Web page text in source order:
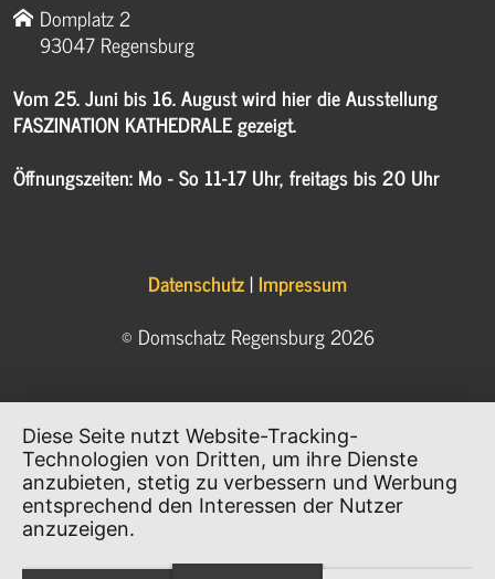
Domplatz 2
93047 Regensburg
Vom 25. Juni bis 16. August wird hier die Ausstellung
FASZINATION KATHEDRALE gezeigt.
Öffnungszeiten: Mo - So 11-17 Uhr, freitags bis 20 Uhr
Datenschutz|Impressum
© Domschatz Regensburg 2026
Diese Seite nutzt Website-Tracking-
Technologien von Dritten, um ihre Dienste
anzubieten, stetig zu verbessern und Werbung
entsprechend den Interessen der Nutzer
anzuzeigen.